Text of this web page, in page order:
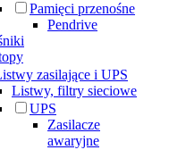
Pamięci przenośne
Pendrive
zasilające i UPS
Listwy, filtry sieciowe
UPS
Zasilacze
awaryjne